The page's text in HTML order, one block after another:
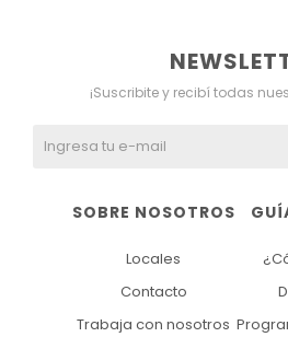
SOBRE NOSOTROS
Locales
Contacto
Trabaja con nosotros
¡Suscribite y recibí todas